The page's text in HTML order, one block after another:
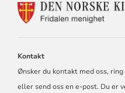
Kontakt
Ønsker du kontakt med oss,
eller send oss en e-post. Du er